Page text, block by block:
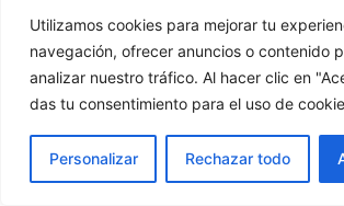
Utilizamos cookies para mejorar tu
navegación, ofrecer anuncios o contenido
analizar nuestro tráfico. Al hacer clic en
das tu consentimiento para el uso de
Personalizar Rechazar todo